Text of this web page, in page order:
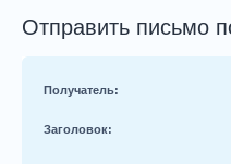
Отправить письмо
Получатель:
Заголовок: